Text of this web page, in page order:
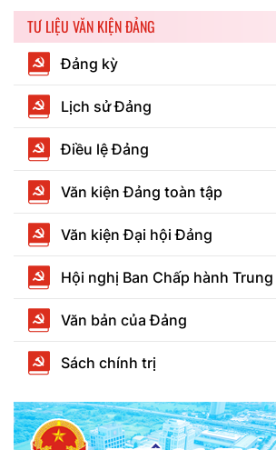
TƯ LIỆU VĂN KIỆN ĐẢNG
Đảng kỳ
Lịch sử Đảng
Điều lệ Đảng
Văn kiện Đảng toàn tập
Văn kiện Đại hội Đảng
Hội nghị Ban Chấp hành
Văn bản của Đảng
Sách chính trị